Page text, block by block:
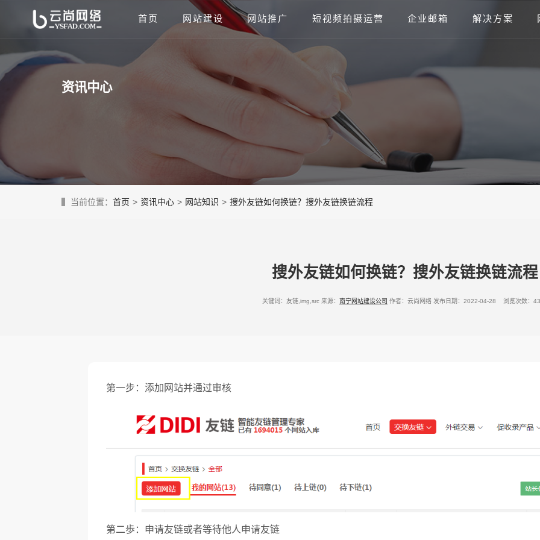
首页 网站建设 网站推广 短视频拍摄运营 企业邮箱 解决方案
资讯中心
当前位置： 首页 > 资讯中心 > 网站知识 > 搜外友链如何换链？搜外友链换链流程
搜外友链如何换链？搜外友链换链流程
关键词：友链,img,src 来源： 南宁网站建设公司 作者：云尚网络 发布日期：2022-04-28 浏览次数：
第一步：添加网站并通过审核
第二歩：申请友链或者等待他人申请友链